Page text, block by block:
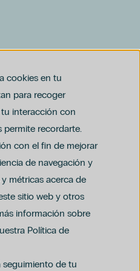
cookies en tu
para recoger
interacción con
permite recordarte.
con el fin de mejorar
de navegación y
métricas acerca de
sitio web y otros
información sobre
Política de
seguimiento de tu
Bellevue